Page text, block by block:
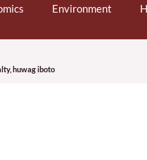
Environment
huwag iboto